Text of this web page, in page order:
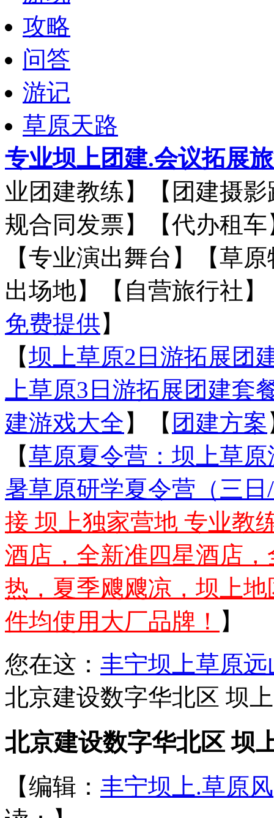
攻略
问答
游记
草原天路
专业坝上团建.会议拓展
业团建教练】【团建摄
规合同发票】【代办租车
【专业演出舞台】【草
出场地】【自营旅行社
免费提供】
【坝上草原2日游拓展团
上草原3日游拓展团建套
建游戏大全】【 团建方案
【草原夏令营：坝上草
暑草原研学夏令营（三
接 坝上独家营地 专业教
酒店，全新准四星酒店
热，夏季飕飕凉，坝上
件均使用大厂品牌！ 】
您在这： 丰宁坝上草原远
北京建设数字华北区 坝
北京建设数字华北区 坝
【编辑： 丰宁坝上.草原风